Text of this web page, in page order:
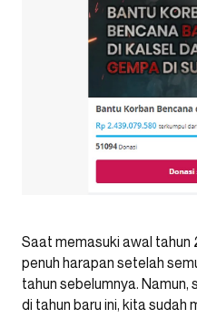
Saat memasuki awal tahun
penuh harapan setelah
tahun sebelumnya.
di tahun baru ini, kita sudah